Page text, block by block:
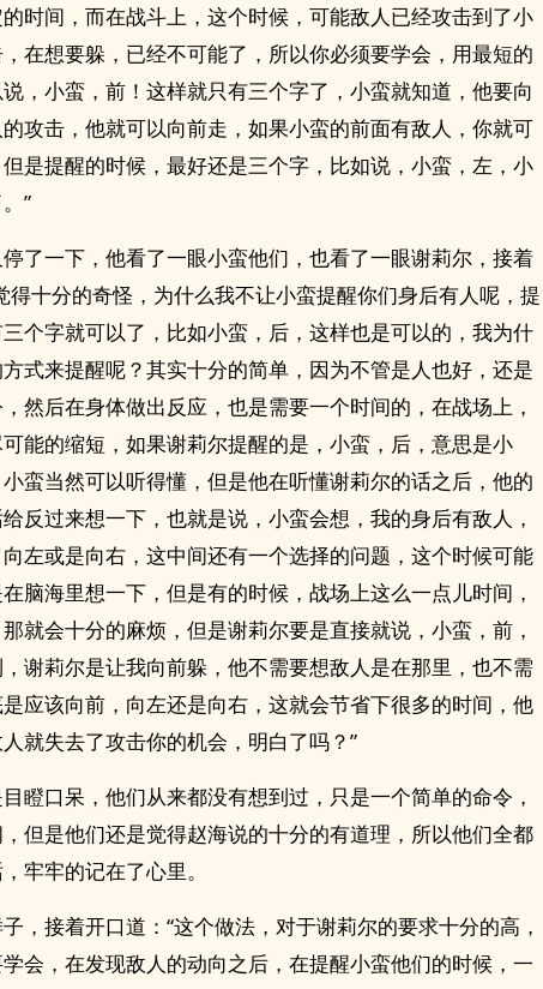
时间，而在战斗上，这个时候，可能敌人已经攻击到了小
在想要躲，已经不可能了，所以你必须要学会，用最短的
，小蛮，前！这样就只有三个字了，小蛮就知道，他要向
攻击，他就可以向前走，如果小蛮的前面有敌人，你就可
是提醒的时候，最好还是三个字，比如说，小蛮，左，小
”
了一下，他看了一眼小蛮他们，也看了一眼谢莉尔，接着
得十分的奇怪，为什么我不让小蛮提醒你们身后有人呢，提
个字就可以了，比如小蛮，后，这样也是可以的，我为什
式来提醒呢？其实十分的简单，因为不管是人也好，还是
然后在身体做出反应，也是需要一个时间的，在战场上，
能的缩短，如果谢莉尔提醒的是，小蛮，后，意思是小
蛮当然可以听得懂，但是他在听懂谢莉尔的话之后，他的
反过来想一下，也就是说，小蛮会想，我的身后有敌人，
左或是向右，这中间还有一个选择的问题，这个时候可能
脑海里想一下，但是有的时候，战场上这么一点儿时间，
就会十分的麻烦，但是谢莉尔要是直接就说，小蛮，前，
谢莉尔是让我向前躲，他不需要想敌人是在那里，也不需
应该向前，向左还是向右，这就会节省下很多的时间，他
就失去了攻击你的机会，明白了吗？”
瞪口呆，他们从来都没有想到过，只是一个简单的命令，
但是他们还是觉得赵海说的十分的有道理，所以他们全都
牢牢的记在了心里。
，接着开口道：“这个做法，对于谢莉尔的要求十分的高，
会，在发现敌人的动向之后，在提醒小蛮他们的时候，一